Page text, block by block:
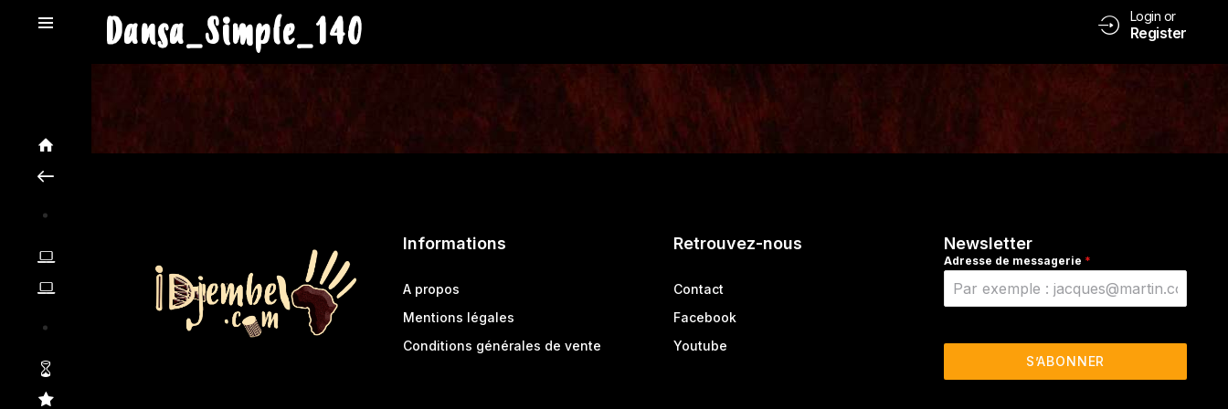
Dansa_Simple_140 Login or
Register
Informations
A propos
Mentions légales
Conditions générales de vente
Retrouvez-nous
Contact
Facebook
Youtube
Newsletter
Adresse de messagerie *
S’ABONNER